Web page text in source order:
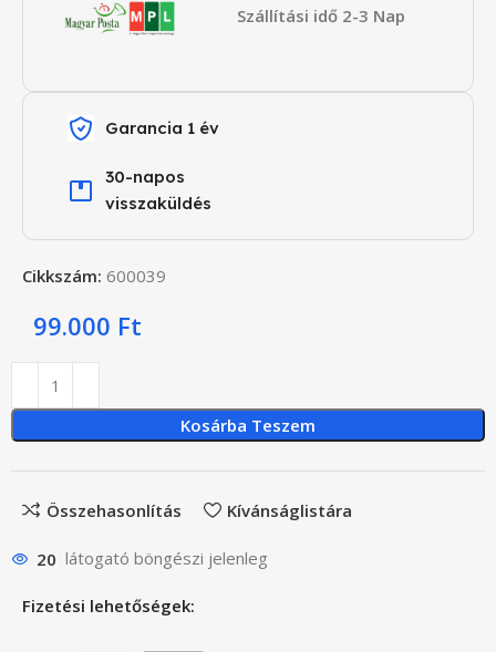
Szállítási idő 2-3 Nap
Garancia 1 év
30-napos
visszaküldés
Cikkszám:600039
99.000 Ft
Kosárba Teszem
Összehasonlítás Kívánságlistára
20 látogató böngészi jelenleg
Fizetési lehetőségek: